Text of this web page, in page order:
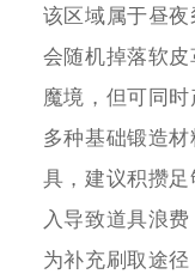
该区域属于昼
会随机掉落软
魔境，但可同
多种基础锻造
具，建议积攒
入导致道具浪
为补充刷取途径